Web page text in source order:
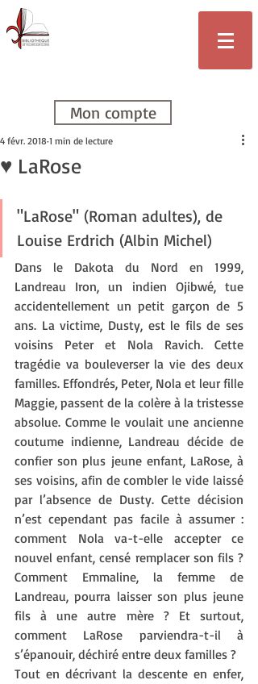
Mon compte
♥ LaRose
4 févr. 2018 1 min de lecture
"LaRose" (Roman adultes), de
Louise Erdrich (Albin Michel)
Dans le Dakota du Nord en 1999,
Landreau Iron, un indien Ojibwé, tue
accidentellement un petit garçon de 5
ans. La victime, Dusty, est le fils de ses
voisins Peter et Nola Ravich. Cette
tragédie va bouleverser la vie des deux
familles. Effondrés, Peter, Nola et leur fille
Maggie, passent de la colère à la tristesse
absolue. Comme le voulait une ancienne
coutume indienne, Landreau décide de
confier son plus jeune enfant, LaRose, à
ses voisins, afin de combler le vide laissé
par l’absence de Dusty. Cette décision
n’est cependant pas facile à assumer :
comment Nola va-t-elle accepter ce
nouvel enfant, censé remplacer son fils ?
Comment Emmaline, la femme de
Landreau, pourra laisser son plus jeune
fils à une autre mère ? Et surtout,
comment LaRose parviendra-t-il à
s’épanouir, déchiré entre deux familles ?
Tout en décrivant la descente en enfer,